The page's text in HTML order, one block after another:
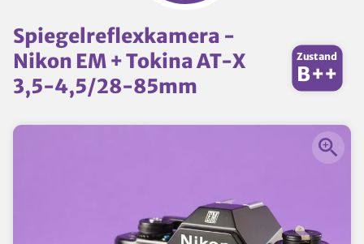
Spiegelreflexkamera -
Nikon EM + Tokina AT-X
3,5-4,5/28-85mm
Zustand
B++